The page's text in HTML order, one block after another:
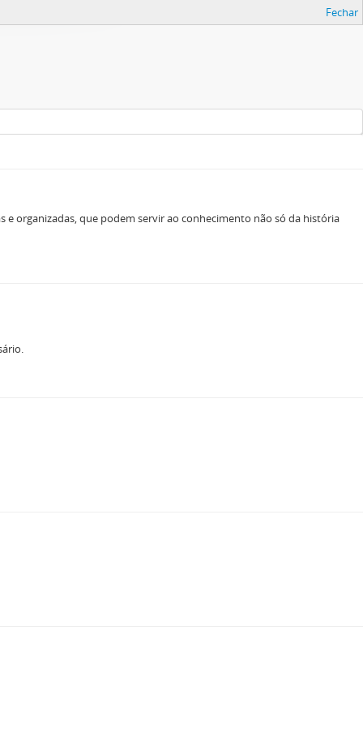
Fechar
e organizadas, que podem servir ao conhecimento não só da história